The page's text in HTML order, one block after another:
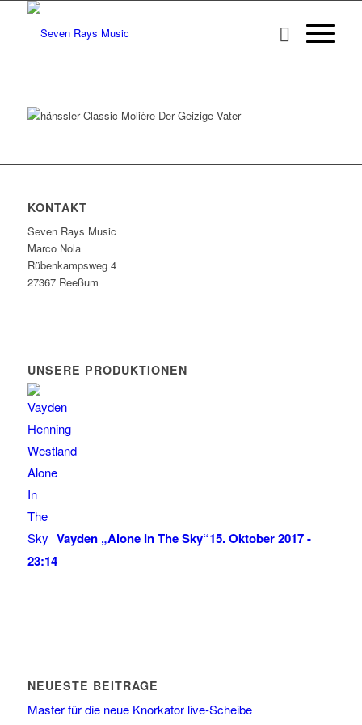
KONTAKT
Seven Rays Music
Marco Nola
Rübenkampsweg 4
27367 Reeßum
UNSERE PRODUKTIONEN
Vayden „Alone In The Sky“15. Oktober 2017 -
23:14
NEUESTE BEITRÄGE
Master für die neue Knorkator live-Scheibe